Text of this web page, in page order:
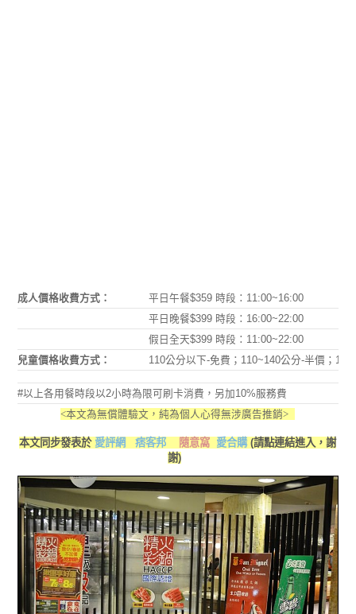
成人價格收費方式：
平日午餐$359 時段：11:00~16:00
平日晚餐$399 時段：16:00~22:00
假日全天$399 時段：11:00~22:00
兒童價格收費方式：
110公分以下-免費；110~140公分-半價；
#以上各用餐時段以2小時為限可刷卡消費，另加10%服務費
<本文為無償體驗文，純為個人心得無涉廣告推銷>
本文同步發表於 愛評網 痞客邦 隨意窩 愛合購(請點連結進入，謝
謝)